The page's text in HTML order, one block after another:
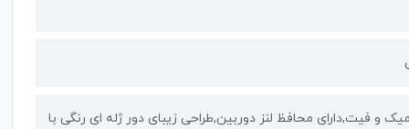
و فیت,دارای محافظ لنز دوربین,طراحی زیبای دور ژله ای رنگی با